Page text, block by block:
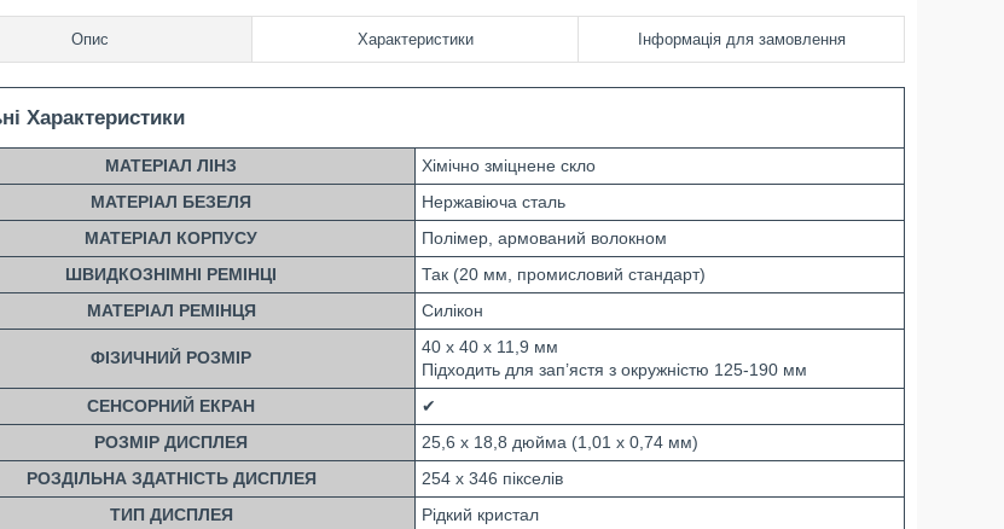
Опис Характеристики Інформація для замовлення
Характеристики
МАТЕРІАЛ ЛІНЗ
Хімічно зміцнене скло
МАТЕРІАЛ БЕЗЕЛЯ
Нержавіюча сталь
МАТЕРІАЛ КОРПУСУ
Полімер, армований волокном
ШВИДКОЗНІМНІ РЕМІНЦІ
Так (20 мм, промисловий стандарт)
МАТЕРІАЛ РЕМІНЦЯ
Силікон
ФІЗИЧНИЙ РОЗМІР
40 x 40 x 11,9 мм
Підходить для зап’ястя з окружністю 125-190 мм
СЕНСОРНИЙ ЕКРАН
✔
РОЗМІР ДИСПЛЕЯ
25,6 x 18,8 дюйма (1,01 x 0,74 мм)
РОЗДІЛЬНА ЗДАТНІСТЬ ДИСПЛЕЯ
254 x 346 пікселів
ТИП ДИСПЛЕЯ
Рідкий кристал